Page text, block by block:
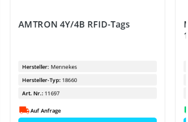
AMTRON 4Y/4B RFID-Tags
Hersteller: Mennekes
Hersteller-Typ: 18660
Art. Nr.: 11697
Auf Anfrage